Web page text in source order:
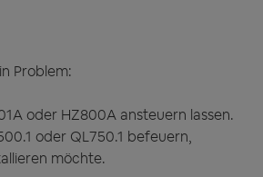
Problem:
oder HZ800A ansteuern lassen.
oder QL750.1 befeuern,
möchte.